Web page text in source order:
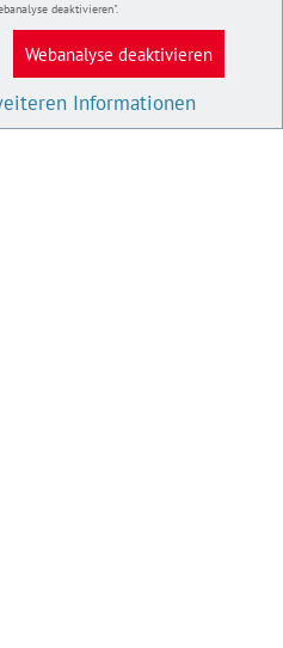
deaktivieren".
Webanalyse deaktivieren
Informationen